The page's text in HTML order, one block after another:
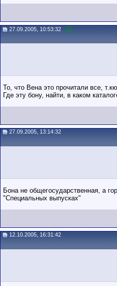
27.09.2005, 10:53:32
То, что Вена это прочитали все,
Где эту бону, найти, в каком
27.09.2005, 13:14:32
Бона не общегосударственная, а
"Специальных выпусках"
12.10.2005, 16:31:42